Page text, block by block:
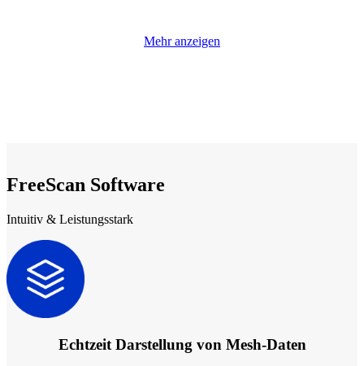
Mehr anzeigen
FreeScan Software
Intuitiv & Leistungsstark
Echtzeit Darstellung von Mesh-Daten